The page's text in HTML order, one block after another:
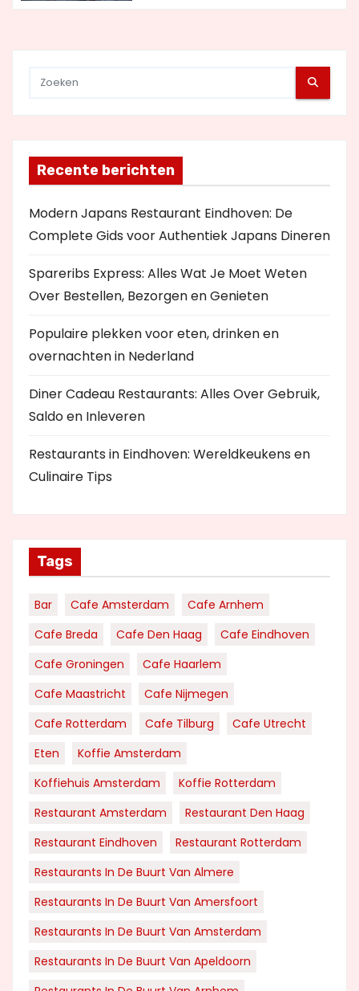
Recente berichten
Modern Japans Restaurant Eindhoven: De
Complete Gids voor Authentiek Japans Dineren
Spareribs Express: Alles Wat Je Moet Weten
Over Bestellen, Bezorgen en Genieten
Populaire plekken voor eten, drinken en
overnachten in Nederland
Diner Cadeau Restaurants: Alles Over Gebruik,
Saldo en Inleveren
Restaurants in Eindhoven: Wereldkeukens en
Culinaire Tips
Tags
Bar Cafe Amsterdam
Cafe Arnhem
Cafe Breda
Cafe Den Haag
Cafe Eindhoven
Cafe Groningen
Cafe Haarlem
Cafe Maastricht
Cafe Nijmegen
Cafe Rotterdam
Cafe Tilburg
Cafe Utrecht
Eten
Koffie Amsterdam
Koffiehuis Amsterdam
Koffie Rotterdam
Restaurant Amsterdam
Restaurant Den Haag
Restaurant Eindhoven
Restaurant Rotterdam
Restaurants In De Buurt Van Almere
Restaurants In De Buurt Van Amersfoort
Restaurants In De Buurt Van Amsterdam
Restaurants In De Buurt Van Apeldoorn